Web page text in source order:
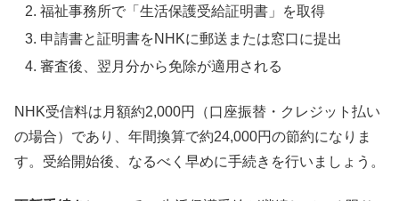
福祉事務所で「生活保護受給証明書」を取得
申請書と証明書をNHKに郵送または窓口に提出
審査後、翌月分から免除が適用される
NHK受信料は月額約2,000円（口座振替・クレジット払い
の場合）であり、年間換算で約24,000円の節約になりま
す。受給開始後、なるべく早めに手続きを行いましょう。